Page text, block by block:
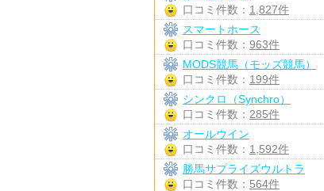
口コミ件数： 1,827件
スマートホース
口コミ件数： 963件
MODS競馬（モッズ競馬）
口コミ件数： 199件
シンクロ（Synchro）
口コミ件数： 285件
オールウイン
口コミ件数： 1,592件
勝馬サプライズウルトラ
口コミ件数： 564件